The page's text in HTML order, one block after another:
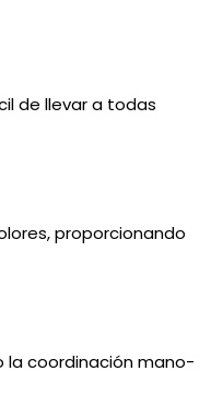
de llevar a todas
proporcionando
la coordinación mano-